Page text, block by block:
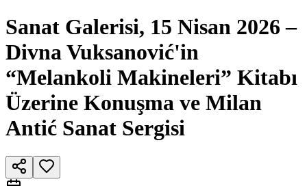
Sanat Galerisi, 15 Nisan 2026 –
Divna Vuksanović'in
“Melankoli Makineleri” Kitabı
Üzerine Konuşma ve Milan
Antić Sanat Sergisi